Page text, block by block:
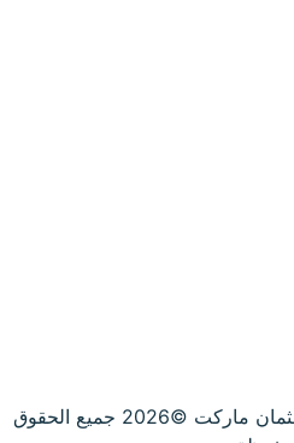
حقوق الطبع والنشر لشركة عثمان ماركت ©2026 جميع الحقوق